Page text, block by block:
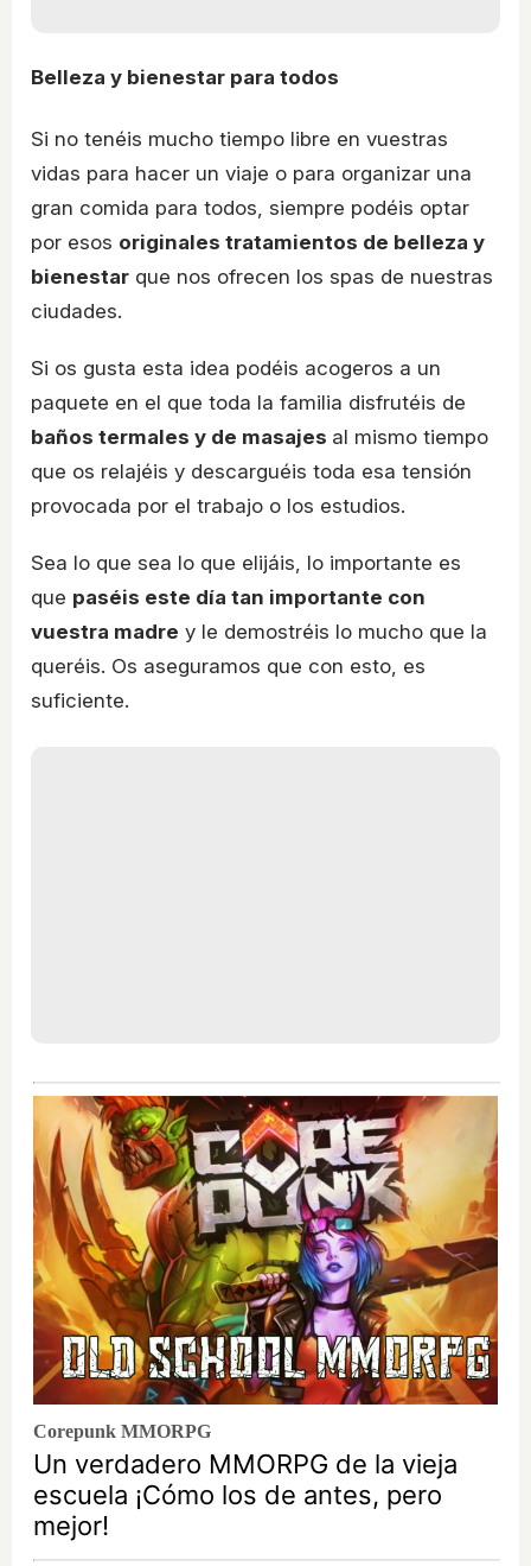
Belleza y bienestar para todos
Si no tenéis mucho tiempo libre en vuestras
vidas para hacer un viaje o para organizar una
gran comida para todos, siempre podéis optar
por esos originales tratamientos de belleza y
bienestar que nos ofrecen los spas de nuestras
ciudades.
Si os gusta esta idea podéis acogeros a un
paquete en el que toda la familia disfrutéis de
baños termales y de masajes al mismo tiempo
que os relajéis y descarguéis toda esa tensión
provocada por el trabajo o los estudios.
Sea lo que sea lo que elijáis, lo importante es
que paséis este día tan importante con
vuestra madre y le demostréis lo mucho que la
queréis. Os aseguramos que con esto, es
suficiente.
Corepunk MMORPG
Un verdadero MMORPG de la vieja
escuela ¡Cómo los de antes, pero
mejor!